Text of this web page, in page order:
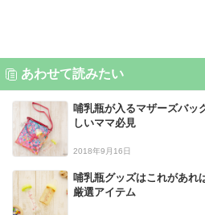
あわせて読みたい
哺乳瓶が入るマザーズバッ
しいママ必見
2018年9月16日
哺乳瓶グッズはこれがあれ
厳選アイテム